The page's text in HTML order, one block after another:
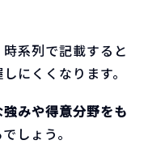
系列で記載すると
にくくなります。
強みや得意分野をも
でしょう。